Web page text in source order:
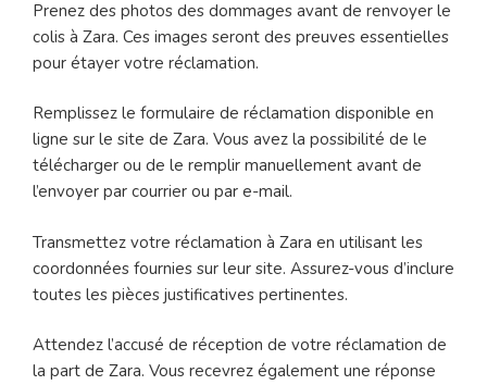
Prenez des photos des dommages avant de renvoyer le
colis à Zara. Ces images seront des preuves essentielles
pour étayer votre réclamation.
Remplissez le formulaire de réclamation disponible en
ligne sur le site de Zara. Vous avez la possibilité de le
télécharger ou de le remplir manuellement avant de
l’envoyer par courrier ou par e-mail.
Transmettez votre réclamation à Zara en utilisant les
coordonnées fournies sur leur site. Assurez-vous d’inclure
toutes les pièces justificatives pertinentes.
Attendez l’accusé de réception de votre réclamation de
la part de Zara. Vous recevrez également une réponse